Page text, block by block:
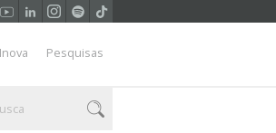
Pesquisas